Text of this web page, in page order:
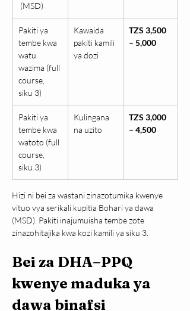
(MSD)
Pakiti ya
tembe kwa
watu
wazima (full
course,
siku 3)
Kawaida
pakiti kamili
ya dozi
TZS 3,500
– 5,000
Pakiti ya
tembe kwa
watoto (full
course,
siku 3)
Kulingana
na uzito
TZS 3,000
– 4,500
Hizi ni bei za wastani zinazotumika kwenye
vituo vya serikali kupitia Bohari ya dawa
(MSD). Pakiti inajumuisha tembe zote
zinazohitajika kwa kozi kamili ya siku 3.
Bei za DHA–PPQ
kwenye maduka ya
dawa binafsi